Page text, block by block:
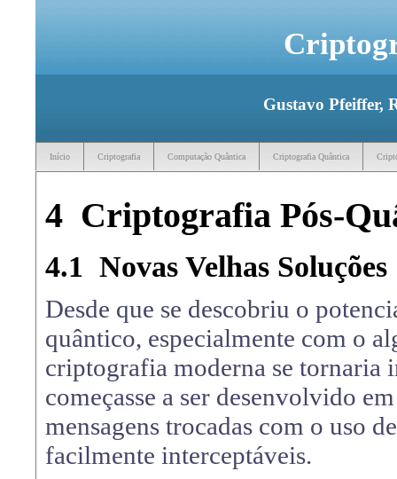
Gustavo Pfeiffer,
Início Criptografia Computação Quântica Criptografia Quântica
4Criptografia Pós-
4.1 Novas Velhas Soluções
Desde que se descobriu o
quântico, especialmente com o
criptografia moderna se tornaria
começasse a ser desenvolvido
mensagens trocadas com o uso
facilmente interceptáveis.